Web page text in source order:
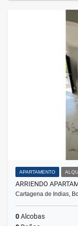
APARTAMENTO
ARRIENDO
Cartagena de Indias,
0Alcobas